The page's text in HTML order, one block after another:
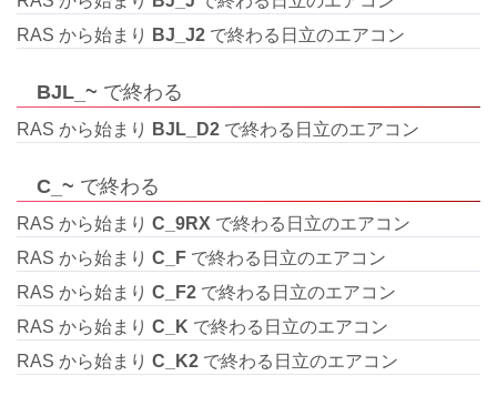
RAS から始まり
BJ_J2 で終わる日立のエアコン
BJL_~ で終わる
RAS から始まり BJL_D2 で終わる日立のエアコン
C_~ で終わる
RAS から始まり C_9RX で終わる日立のエアコン
RAS から始まり C_F で終わる日立のエアコン
RAS から始まり C_F2 で終わる日立のエアコン
RAS から始まり C_K で終わる日立のエアコン
RAS から始まり C_K2 で終わる日立のエアコン